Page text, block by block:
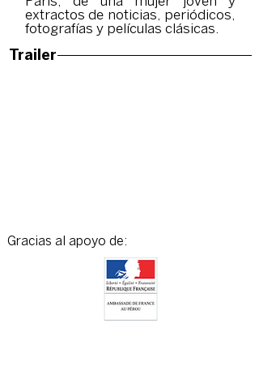
extractos de noticias, periódicos,
fotografías y películas clásicas.
Trailer
Gracias al apoyo de: